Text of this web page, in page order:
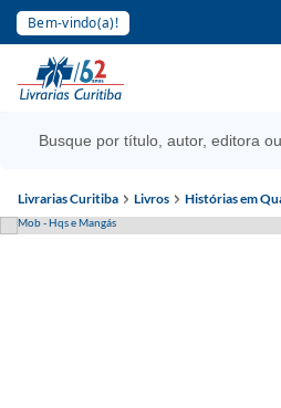
Bem-vindo(a)!
Livrarias Curitiba Livros Histórias em